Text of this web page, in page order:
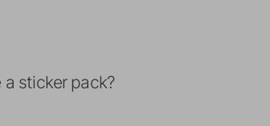
sticker pack?